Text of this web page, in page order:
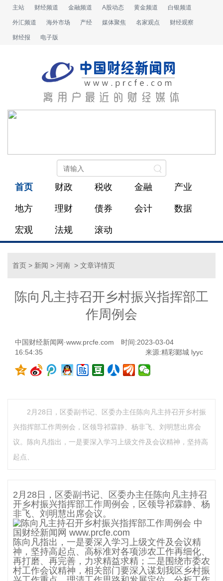
主站 财经频道 金融频道 A股动态 黄金频道 白银频道
外汇频道 海外市场 产经 媒体聚焦 名家观点 财经观察
财经报 电子版
首页 财政 税收 金融 产业
地方 理财 债券 会计 数据
宏观 法规 滚动
首页 > 新闻 > 河南 > 文章详情页
陈向凡主持召开乡村振兴指挥部工
作周例会
中国财经新闻网·www.prcfe.com
时间:2023-03-04
16:54:35
来源:精彩郾城 lyyc
2月28日，区委副书记、区委办主任陈向凡主持召开乡村振
兴指挥部工作周例会，区领导祁霖静、杨非飞、刘明慧出席会
议。陈向凡指出，一是要深入学习上级文件及会议精神，坚持高
起点、
2月28日，区委副书记、区委办主任陈向凡主持召
开乡村振兴指挥部工作周例会，区领导祁霖静、杨
非飞、刘明慧出席会议。
陈向凡指出，一是要深入学习上级文件及会议精
神，坚持高起点、高标准对各项涉农工作再细化、
再打磨、再完善，力求精益求精；二是围绕市委农
村工作会议精神，相关部门要深入谋划我区乡村振